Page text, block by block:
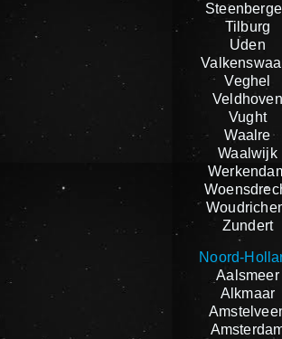
Tilburg
Uden
Veghel
Veldhoven
Vught
Waalre
Waalwijk
Zundert
Noord-
Aalsmeer
Alkmaar